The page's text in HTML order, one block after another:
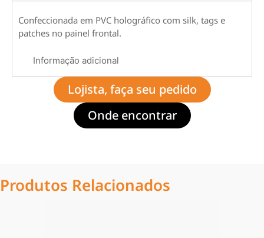
Informação adicional
Confeccionada em PVC holográfico com silk, tags e
patches no painel frontal.
Lojista, faça seu pedido
Onde encontrar
Produtos Relacionados